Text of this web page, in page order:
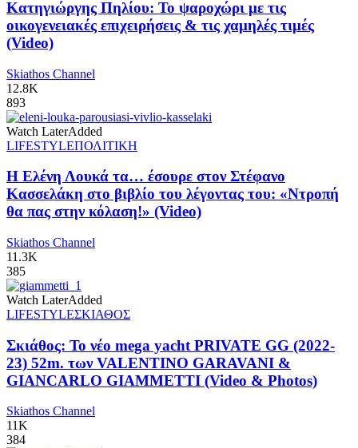
Κατηγιώργης Πηλίου: Το ψαροχώρι με τις
οικογενειακές επιχειρήσεις & τις χαμηλές τιμές
(Video)
Skiathos Channel
12.8K
893
Watch LaterAdded
LIFESTYLEΠΟΛΙΤΙΚΗ
Η Ελένη Λουκά τα… έσουρε στον Στέφανο
Κασσελάκη στο βιβλίο του λέγοντας του: «Ντροπή
θα πας στην κόλαση!» (Video)
Skiathos Channel
11.3K
385
Watch LaterAdded
LIFESTYLEΣΚΙΑΘΟΣ
Σκιάθος: Το νέο mega yacht PRIVATE GG (2022-
23) 52m. των VALENTINO GARAVANI &
GIANCARLO GIAMMETTI (Video & Photos)
Skiathos Channel
11K
384